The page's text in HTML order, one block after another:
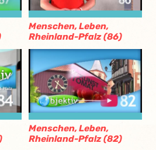
Menschen, Leben,
Rheinland-Pfalz (86)
Menschen, Leben,
Rheinland-Pfalz (82)